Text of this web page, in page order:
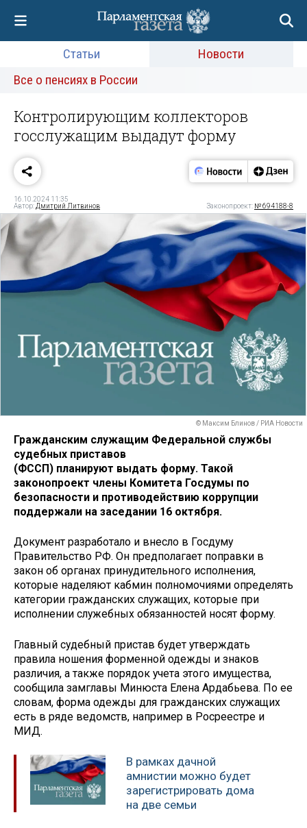
Статьи
Новости
Все о пенсиях в России
Контролирующим коллекторов
госслужащим выдадут форму
16.10.2024 11:35
Автор: Дмитрий Литвинов Законопроект: № 694188-8
© Максим Блинов / РИА Новости
Гражданским служащим Федеральной службы
судебных приставов
(ФССП) планируют выдать форму. Такой
законопроект члены Комитета Госдумы по
безопасности и противодействию коррупции
поддержали на заседании 16 октября.
Документ разработало и внесло в Госдуму
Правительство РФ. Он предполагает поправки в
закон об органах принудительного исполнения,
которые наделяют кабмин полномочиями определять
категории гражданских служащих, которые при
исполнении служебных обязанностей носят форму.
Главный судебный пристав будет утверждать
правила ношения форменной одежды и знаков
различия, а также порядок учета этого имущества,
сообщила замглавы Минюста Елена Ардабьева. По ее
словам, форма одежды для гражданских служащих
есть в ряде ведомств, например в Росреестре и
МИД.
В рамках дачной
амнистии можно будет
зарегистрировать дома
на две семьи